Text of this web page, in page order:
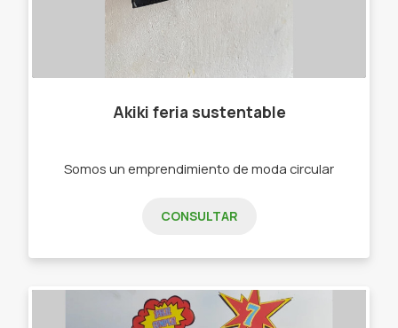
Akiki feria sustentable
Somos un emprendimiento de moda circular
CONSULTAR